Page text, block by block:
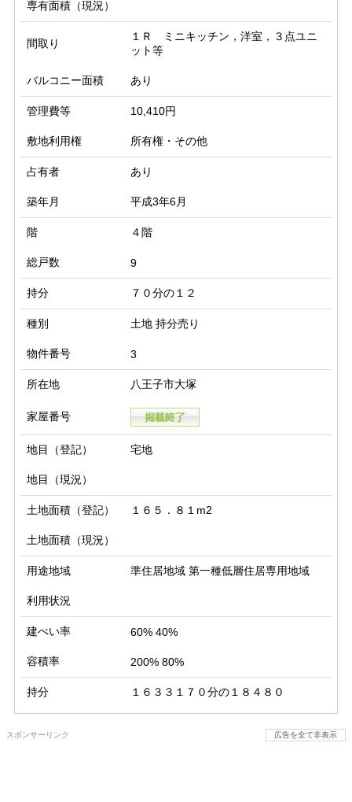
専有面積（現況）
間取り
１Ｒ ミニキッチン，洋室，３点ユニ
ット等
バルコニー面積 あり
管理費等 10,410円
敷地利用権 所有権・その他
占有者 あり
築年月 平成3年6月
階 ４階
総戸数 9
持分 ７０分の１２
種別 土地 持分売り
物件番号 3
所在地 八王子市大塚
家屋番号
地目（登記） 宅地
地目（現況）
土地面積（登記） １６５．８１m2
土地面積（現況）
用途地域 準住居地域 第一種低層住居専用地域
利用状況
建ぺい率 60% 40%
容積率 200% 80%
持分 １６３３１７０分の１８４８０
スポンサーリンク 広告を全て非表示